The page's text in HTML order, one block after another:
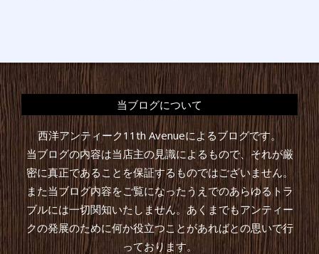
当ブログについて
西洋アンティーク11th Avenueによるブログです。
当ブログの内容は当店主の見識によるもので、それが厳
密に真正であることを保証するものではございません。
また当ブログ内容をご覧になったうえでのあらゆるトラ
ブルには一切関知いたしません。あくまでもアンティー
クの発展のために何か役立つことがあればとの思いで行
っております。